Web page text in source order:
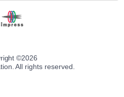
©2026
All rights reserved.